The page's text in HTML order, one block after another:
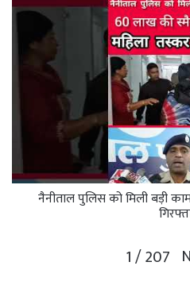
नैनीताल पुलिस को मिली बड़ी
1/207